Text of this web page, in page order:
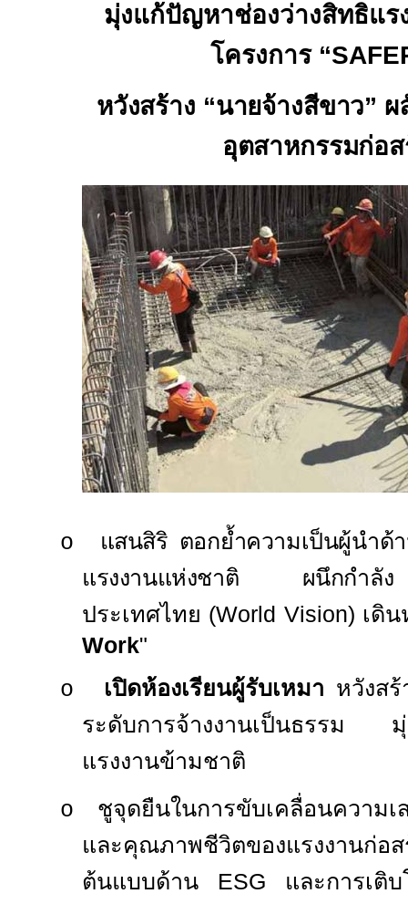
มุ่งแก้ปัญหาช่องว่างสิทธิแ
โครงการ “
หวังสร้าง “นายจ้างสีขาว”
อุตสาหกรรมก่อส
o
แสนสิริ ตอกย้ำความเป็นผู้นำด้
แรงงานแห่งชาติ ผนึกกำ
ประเทศไทย (World Vision) เดิ
Work"
o เปิดห้องเรียนผู้รับเหมา หวังส
ระดับการจ้างงานเป็นธรรม มุ่
แรงงานข้ามชาติ
o
ชูจุดยืนในการขับเคลื่อนความ
และคุณภาพชีวิตของแรงงานก่อ
ต้นแบบด้าน ESG และการเติ